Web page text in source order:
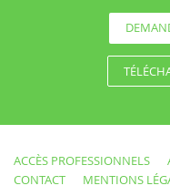
ACCÈS PROFESSIONNELS
CONTACT
MENTIONS